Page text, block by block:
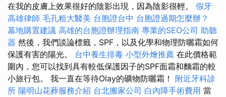
在我的皮膚上效果很好的陰影出現，因為陰影很輕。 假牙
高雄律師 毛孔粗大醫美 台胞證台中 台胞證過期怎麼辦？
墓地購置建議 高雄的台胞證辦理指南 專業的SEO公司 助聽
器 然後，我們談論標籤，SPF，以及化學和物理防曬霜如何
保護有害的陽光。 台中養生排毒 小型外燴推薦 在此價格範
圍內，您可以找到具有較低保護因子的SPF面霜和麵霜的較
小旅行包。 我一直在等待Olay的礦物防曬霜！ 附近牙科診
所 陽明山花葬服務介紹 台北搬家公司 白內障手術費用 當